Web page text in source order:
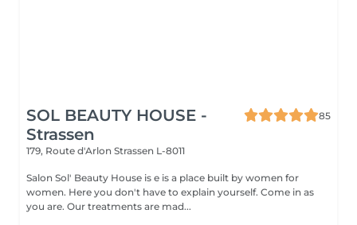
SOL BEAUTY HOUSE -
Strassen
85
179, Route d'Arlon Strassen L-8011
Salon Sol' Beauty House is e is a place built by women for
women. Here you don't have to explain yourself. Come in as
you are. Our treatments are mad...